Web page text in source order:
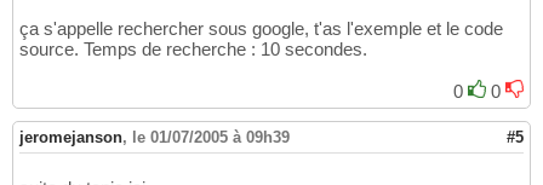
ça s'appelle rechercher sous google, t'as l'exemple et le code
source. Temps de recherche : 10 secondes.
0 0
jeromejanson, le 01/07/2005 à 09h39 #5